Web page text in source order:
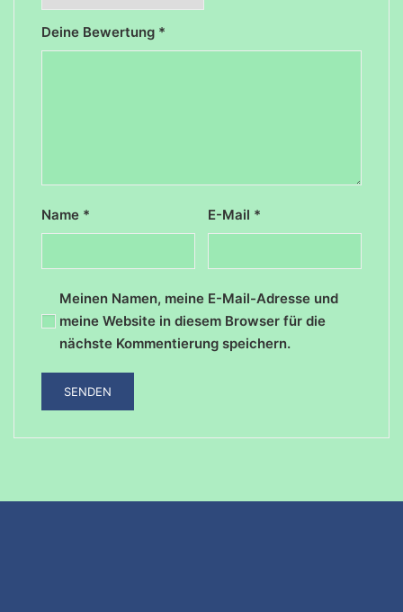
Deine Bewertung *
Name * E-Mail *
Meinen Namen, meine E-Mail-Adresse und
meine Website in diesem Browser für die
nächste Kommentierung speichern.